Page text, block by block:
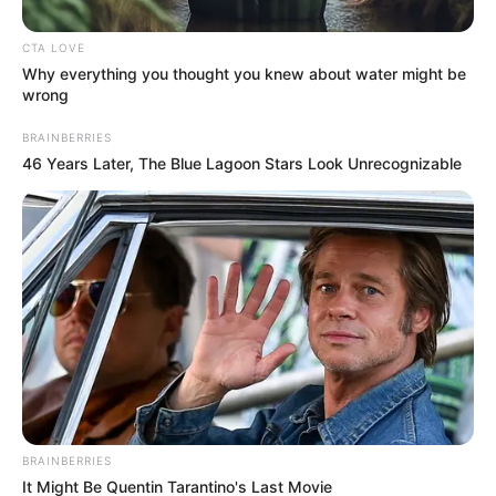
Lea También:Alternancia escolar en Bucaramanga
empezará el 15 de febrero
“En estos momentos se completan tres días de incendio
en el páramo de Santurbán, un incendio de grandes
CTA LOVE
Why everything you thought you knew about water might be
wrong
BRAINBERRIES
46 Years Later, The Blue Lagoon Stars Look Unrecognizable
BRAINBERRIES
It Might Be Quentin Tarantino's Last Movie